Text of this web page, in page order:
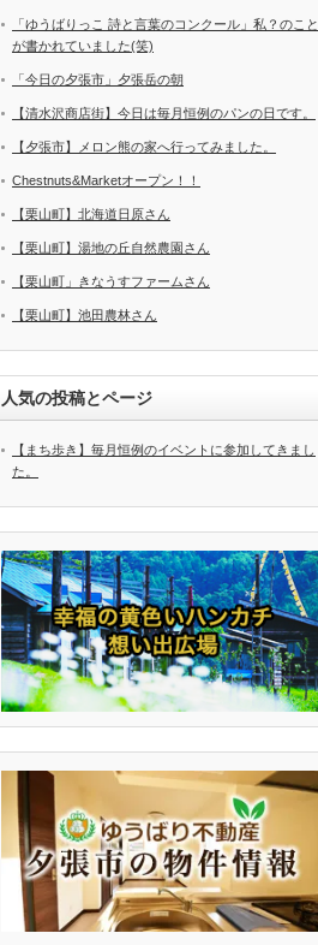
「ゆうばりっこ 詩と言葉のコンクール」私？のこと
が書かれていました(笑)
「今日の夕張市」夕張岳の朝
【清水沢商店街】今日は毎月恒例のパンの日です。
【夕張市】メロン熊の家へ行ってみました。
Chestnuts&Marketオープン！！
【栗山町】北海道日原さん
【栗山町】湯地の丘自然農園さん
【栗山町」きなうすファームさん
【栗山町】池田農林さん
人気の投稿とページ
【まち歩き】毎月恒例のイベントに参加してきまし
た。